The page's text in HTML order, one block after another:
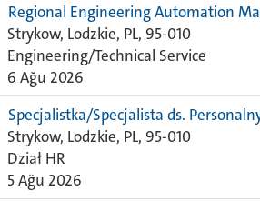
Regional Engineering Automation
Strykow, Lodzkie, PL, 95-010
Engineering/Technical Service
6 Ağu 2026
Specjalistka/Specjalista ds.
Strykow, Lodzkie, PL, 95-010
Dział HR
5 Ağu 2026